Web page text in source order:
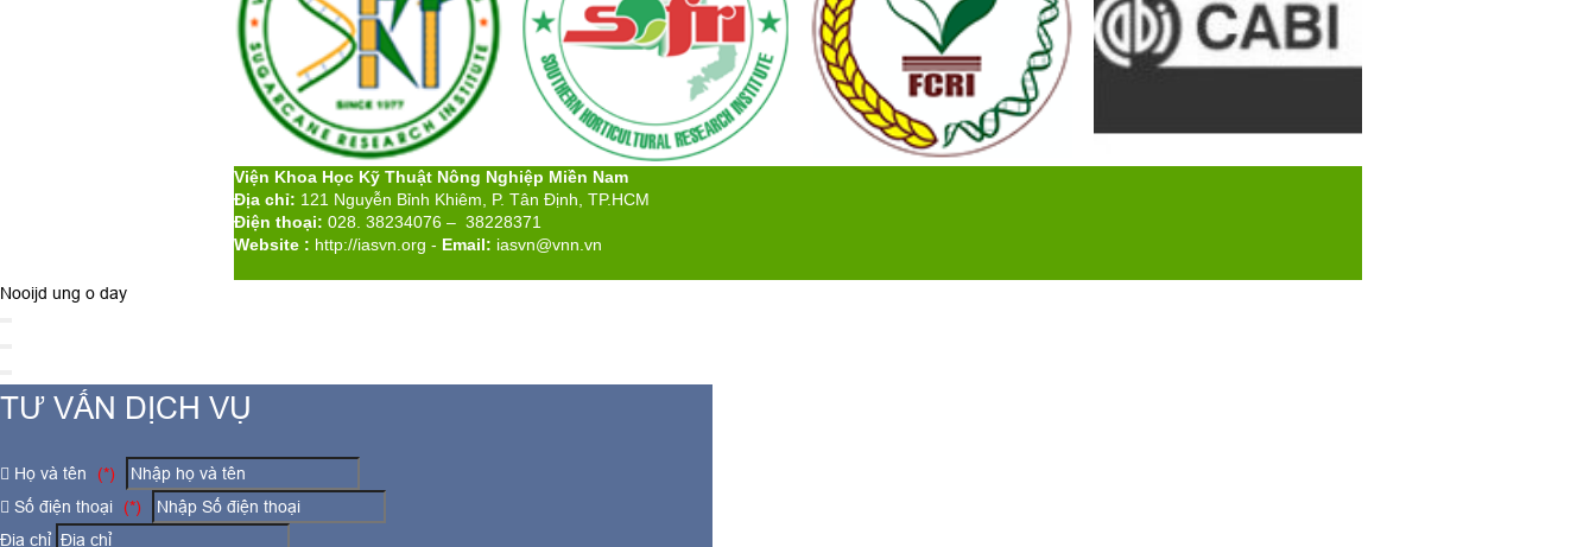
Viện Khoa Học Kỹ Thuật Nông Nghiệp Miền Nam
Địa chỉ: 121 Nguyễn Bỉnh Khiêm, P. Tân Định, TP.HCM
Điện thoại: 028. 38234076 – 38228371
Website : http://iasvn.org - Email: iasvn@vnn.vn
Nooijd ung o day
TƯ VẤN DỊCH VỤ
Họ và tên
(*)
Số điện thoại
(*)
Địa chỉ